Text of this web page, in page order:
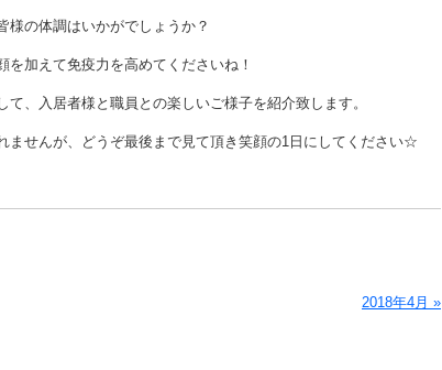
様の体調はいかがでしょうか？
を加えて免疫力を高めてくださいね！
、入居者様と職員との楽しいご様子を紹介致します。
ませんが、どうぞ最後まで見て頂き笑顔の1日にしてください☆
2018年4月 »